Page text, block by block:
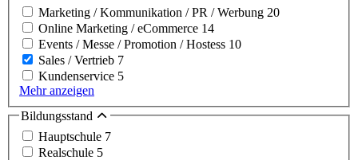
Marketing / Kommunikation / PR / Werbung 20
Online Marketing / eCommerce 14
Events / Messe / Promotion / Hostess 10
Sales / Vertrieb 7
Kundenservice 5
Mehr anzeigen
Bildungsstand
Hauptschule 7
Realschule 5